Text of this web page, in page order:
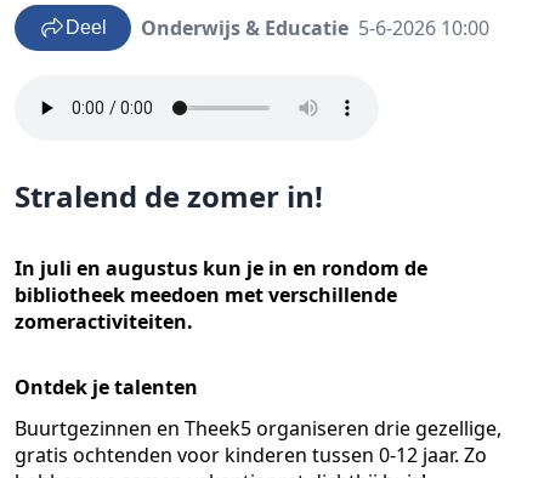
Deel Onderwijs & Educatie 5-6-2026 10:00
Stralend de zomer in!
In juli en augustus kun je in en rondom de
bibliotheek meedoen met verschillende
zomeractiviteiten.
Ontdek je talenten
Buurtgezinnen en Theek5 organiseren drie gezellige,
gratis ochtenden voor kinderen tussen 0-12 jaar. Zo